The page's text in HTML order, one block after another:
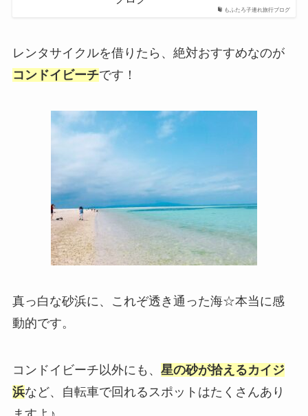
もふたろ子連れ旅行ブログ
レンタサイクルを借りたら、絶対おすすめなのが
コンドイビーチです！
真っ白な砂浜に、これぞ透き通った海☆本当に感
動的です。
コンドイビーチ以外にも、 星の砂が拾えるカイジ
浜など、自転車で回れるスポットはたくさんあり